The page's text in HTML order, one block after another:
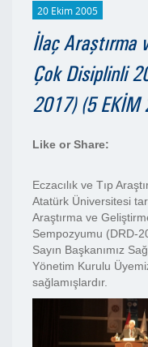
20 Ekim 2005
İlaç Araştırma
Çok Disiplinli
2017) (5 EKİM
Like or Share:
Eczacılık ve Tıp
Atatürk Üniversitesi
Araştırma ve
Sempozyumu (DRD-
Sayın Başkanımız
Yönetim Kurulu
sağlamışlardır.